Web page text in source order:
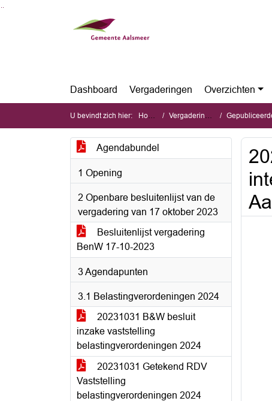
Dashboard Vergaderingen Overzichten
U bevindt zich hier: Home Vergaderingen Gepubliceerde
Agendabundel
1 Opening
2 Openbare besluitenlijst van de
vergadering van 17 oktober 2023
Besluitenlijst vergadering
BenW 17-10-2023
3 Agendapunten
3.1 Belastingverordeningen 2024
20231031 B&W besluit
inzake vaststelling
belastingverordeningen 2024
20231031 Getekend RDV
Vaststelling
belastingverordeningen 2024